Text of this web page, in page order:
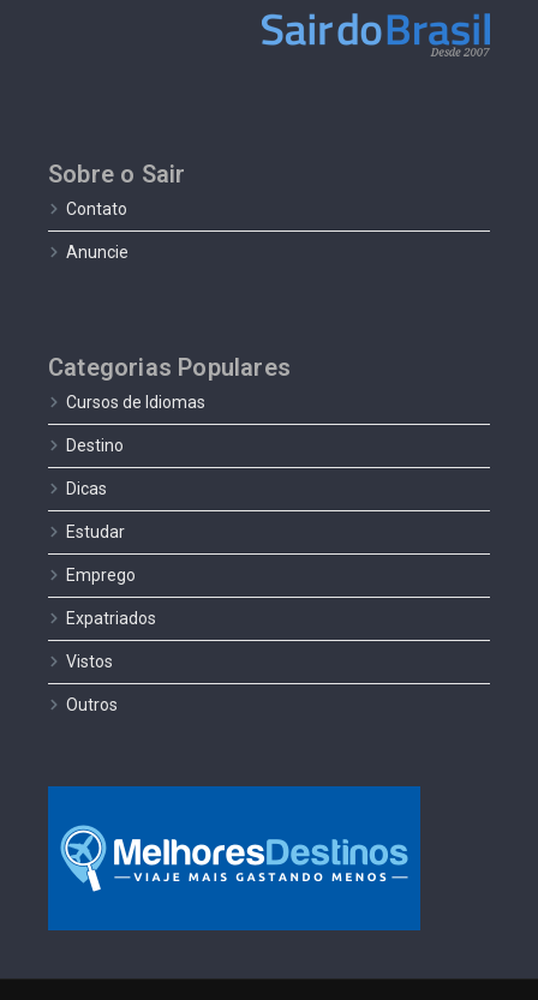
Sobre o Sair
Contato
Anuncie
Categorias Populares
Cursos de Idiomas
Destino
Dicas
Estudar
Emprego
Expatriados
Vistos
Outros